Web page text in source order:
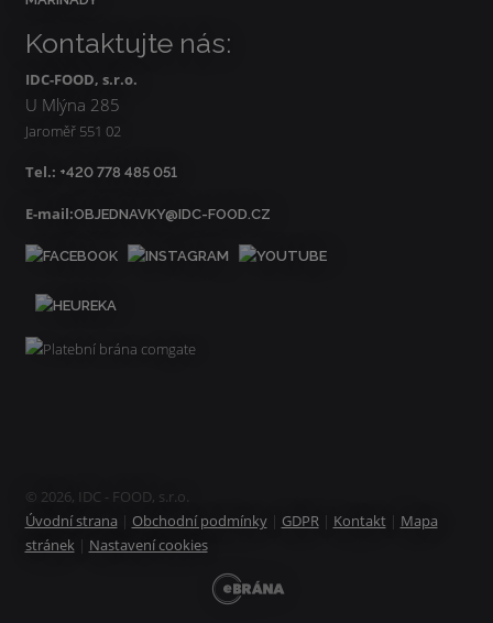
Kontaktujte nás:
IDC-FOOD, s.r.o.
U Mlýna 285
Jaroměř 551 02
Tel.: +420 778 485 051
E-mail:OBJEDNAVKY@IDC-FOOD.CZ
© 2026, IDC - FOOD, s.r.o.
Úvodní strana | Obchodní podmínky | GDPR | Kontakt | Mapa
stránek | Nastavení cookies